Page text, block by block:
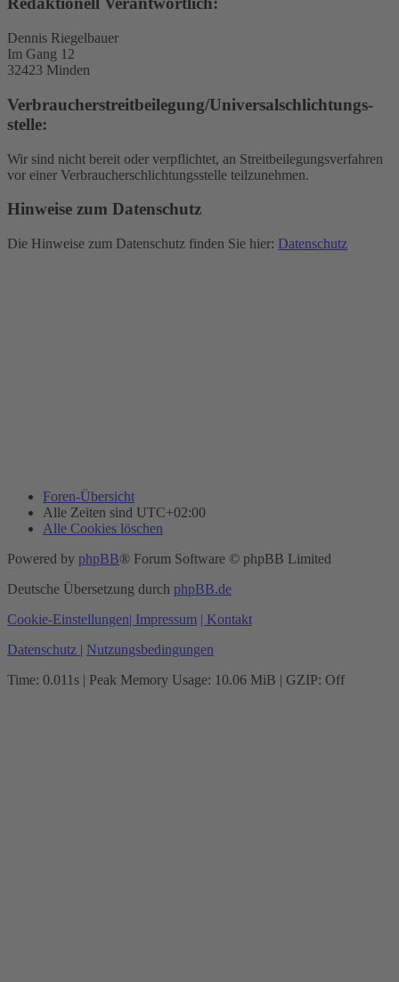
Dennis Riegelbauer
Im Gang 12
32423 Minden
Verbraucher­streit­beilegung/Universal­schlichtungs­
stelle:
Wir sind nicht bereit oder verpflichtet, an Streitbeilegungsverfahren
vor einer Verbraucherschlichtungsstelle teilzunehmen.
Hinweise zum Datenschutz
Die Hinweise zum Datenschutz finden Sie hier: Datenschutz
Foren-Übersicht
Alle Zeiten sind UTC+02:00
Alle Cookies löschen
Powered by phpBB® Forum Software © phpBB Limited
Deutsche Übersetzung durch phpBB.de
Cookie-Einstellungen| Impressum | Kontakt
Datenschutz | Nutzungsbedingungen
Time: 0.011s | Peak Memory Usage: 10.06 MiB | GZIP: Off